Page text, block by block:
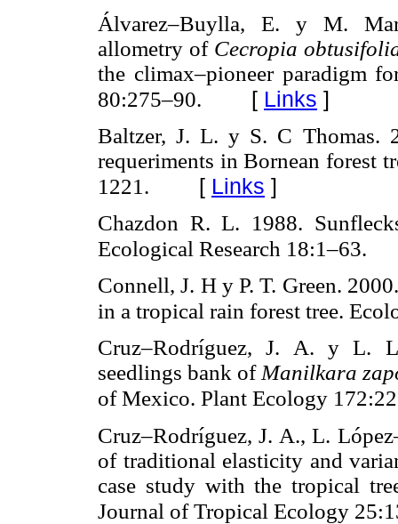
Álvarez–Buylla, E. y M.
allometry of Cecropia
the climax–pioneer paradigm
80:275–90. [ Links ]
Baltzer, J. L. y S. C Thomas.
requeriments in Bornean forest
1221. [ Links ]
Chazdon R. L. 1988.
Ecological Research 18:1–63.
Connell, J. H y P. T. Green.
in a tropical rain forest tree.
Cruz–Rodríguez, J. A. y L.
seedlings bank of Manilkara
of Mexico. Plant Ecology
Cruz–Rodríguez, J. A., L.
of traditional elasticity and
case study with the tropical
Journal of Tropical Ecology